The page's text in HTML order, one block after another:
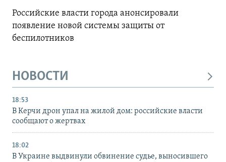
Российские власти города анонсировали
появление новой системы защиты от
беспилотников
НОВОСТИ
18:53
В Керчи дрон упал на жилой дом: российские власти
сообщают о жертвах
18:02
В Украине выдвинули обвинение судье, выносившего